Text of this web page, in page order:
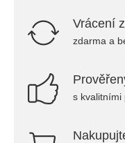
Vrácení
zdarma a
s kvalitními